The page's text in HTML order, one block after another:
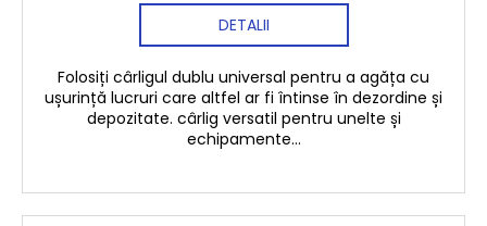
DETALII
Folosiți cârligul dublu universal pentru a agăța cu
ușurință lucruri care altfel ar fi întinse în dezordine și
depozitate. cârlig versatil pentru unelte și
echipamente...